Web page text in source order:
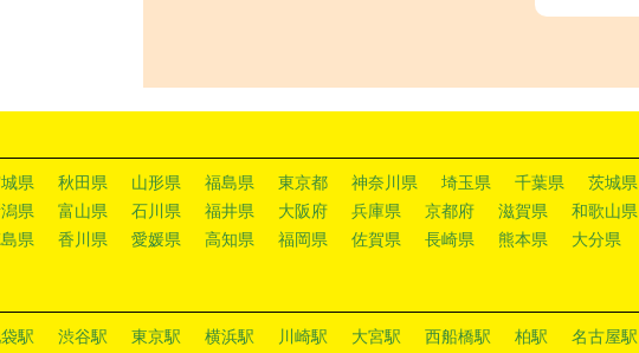
県 秋田県 山形県 福島県 東京都 神奈川県 埼玉県 千葉県
茨城県
県 富山県 石川県 福井県 大阪府 兵庫県 京都府 滋賀県
和歌山県
県 香川県 愛媛県 高知県 福岡県 佐賀県 長崎県 熊本県 大分県
駅 渋谷駅 東京駅 横浜駅 川崎駅 大宮駅 西船橋駅 柏駅
名古屋駅